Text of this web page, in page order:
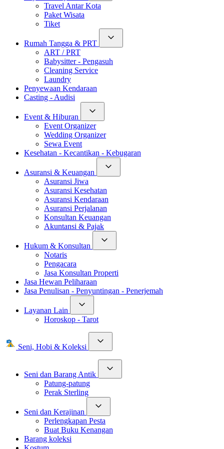
Travel Antar Kota
Paket Wisata
Tiket
Rumah Tangga & PRT
ART / PRT
Babysitter - Pengasuh
Cleaning Service
Laundry
Penyewaan Kendaraan
Casting - Audisi
Event & Hiburan
Event Organizer
Wedding Organizer
Sewa Event
Kesehatan - Kecantikan - Kebugaran
Asuransi & Keuangan
Asuransi Jiwa
Asuransi Kesehatan
Asuransi Kendaraan
Asuransi Perjalanan
Konsultan Keuangan
Akuntansi & Pajak
Hukum & Konsultan
Notaris
Pengacara
Jasa Konsultan Properti
Jasa Hewan Peliharaan
Jasa Penulisan - Penyuntingan - Penerjemah
Layanan Lain
Horoskop - Tarot
Seni, Hobi & Koleksi
Seni dan Barang Antik
Patung-patung
Perak Sterling
Seni dan Kerajinan
Perlengkapan Pesta
Buat Buku Kenangan
Barang koleksi